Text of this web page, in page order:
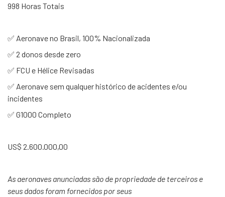
998 Horas Totais
✅ Aeronave no Brasil, 100% Nacionalizada
✅ 2 donos desde zero
✅ FCU e Hélice Revisadas
✅ Aeronave sem qualquer histórico de acidentes e/ou
incidentes
✅ G1000 Completo
US$ 2.600.000,00
As aeronaves anunciadas são de propriedade de terceiros e
seus dados foram fornecidos por seus